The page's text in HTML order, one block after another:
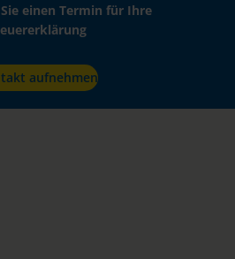
einen Termin für Ihre
aufnehmen